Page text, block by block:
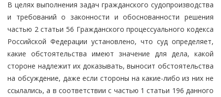
В целях выполнения задач гражданского судопроизводства
и требований о законности и обоснованности решения
частью 2 статьи 56 Гражданского процессуального кодекса
Российской Федерации установлено, что суд определяет,
какие обстоятельства имеют значение для дела, какой
стороне надлежит их доказывать, выносит обстоятельства
на обсуждение, даже если стороны на какие-либо из них не
ссылались, а в соответствии с частью 1 статьи 196 данного